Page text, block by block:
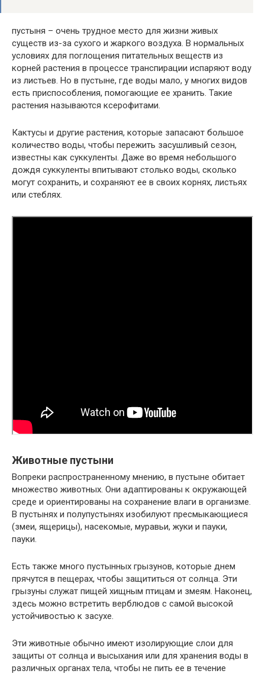
пустыня – очень трудное место для жизни живых
существ из-за сухого и жаркого воздуха. В нормальных
условиях для поглощения питательных веществ из
корней растения в процессе транспирации испаряют воду
из листьев. Но в пустыне, где воды мало, у многих видов
есть приспособления, помогающие ее хранить. Такие
растения называются ксерофитами.
Кактусы и другие растения, которые запасают большое
количество воды, чтобы пережить засушливый сезон,
известны как суккуленты. Даже во время небольшого
дождя суккуленты впитывают столько воды, сколько
могут сохранить, и сохраняют ее в своих корнях, листьях
или стеблях.
Животные пустыни
Вопреки распространенному мнению, в пустыне обитает
множество животных. Они адаптированы к окружающей
среде и ориентированы на сохранение влаги в организме.
В пустынях и полупустынях изобилуют пресмыкающиеся
(змеи, ящерицы), насекомые, муравьи, жуки и пауки,
пауки.
Есть также много пустынных грызунов, которые днем ​​
прячутся в пещерах, чтобы защититься от солнца. Эти
грызуны служат пищей хищным птицам и змеям. Наконец,
здесь можно встретить верблюдов с самой высокой
устойчивостью к засухе.
Эти животные обычно имеют изолирующие слои для
защиты от солнца и высыхания или для хранения воды в
различных органах тела, чтобы не пить ее в течение